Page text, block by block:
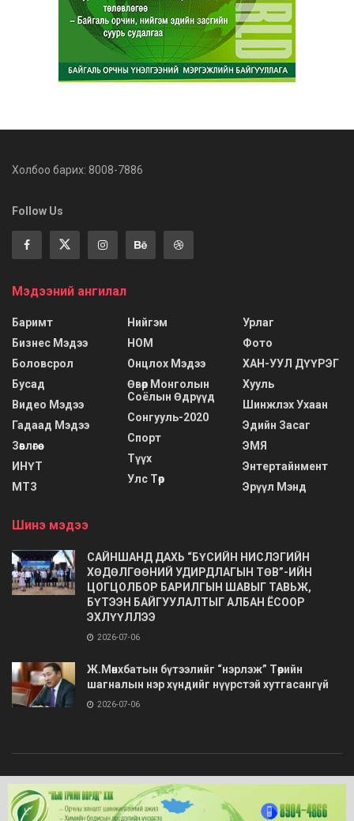
Холбоо барих: 8008-7886
Follow Us
Мэдээний ангилал
Баримт
Бизнес Мэдээ
Боловсрол
Бусад
Видео Мэдээ
Гадаад Мэдээ
Зөвлөгөө
ИНҮТ
МТЗ
Нийгэм
НОМ
Онцлох Мэдээ
Өвөр Монголын
Соёлын Өдрүүд
Сонгууль-2020
Спорт
Түүх
Улс Төр
Урлаг
Фото
ХАН-УУЛ ДҮҮРЭГ
Хууль
Шинжлэх Ухаан
Эдийн Засаг
ЭМЯ
Энтертайнмент
Эрүүл Мэнд
Шинэ мэдээ
САЙНШАНД ДАХЬ “БҮСИЙН НИСЛЭГИЙН
ХӨДӨЛГӨӨНИЙ УДИРДЛАГЫН ТӨВ”-ИЙН
ЦОГЦОЛБОР БАРИЛГЫН ШАВЫГ ТАВЬЖ,
БҮТЭЭН БАЙГУУЛАЛТЫГ АЛБАН ЁСООР
ЭХЛҮҮЛЛЭЭ
2026-07-06
Ж.Мөнхбатын бүтээлийг “нэрлэж” Төрийн
шагналын нэр хүндийг нүүрстэй хутгасангүй
2026-07-06
© 2020 Barimt.com- Зохиогчийн эрх хуулиар хамгаалагдсан. Загварыг
ONLINE MEDIA LLC.